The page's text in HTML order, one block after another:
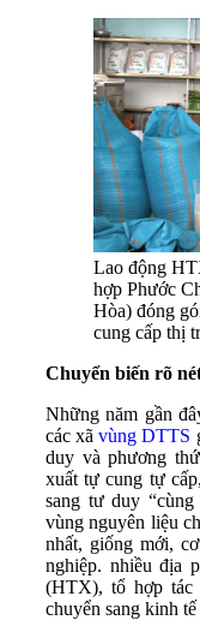
Lao động
hợp Phước
Hòa) đóng
cung cấp thị
Chuyển biến rõ
Những năm gần
các xãvùng DTTS
duy và phương
xuất tự cung tự
sang tư duy
vùng nguyên liệu
nhất, giống mới,
nghiệp. nhiều địa
(HTX), tổ hợp tác
chuyển sang kinh tế